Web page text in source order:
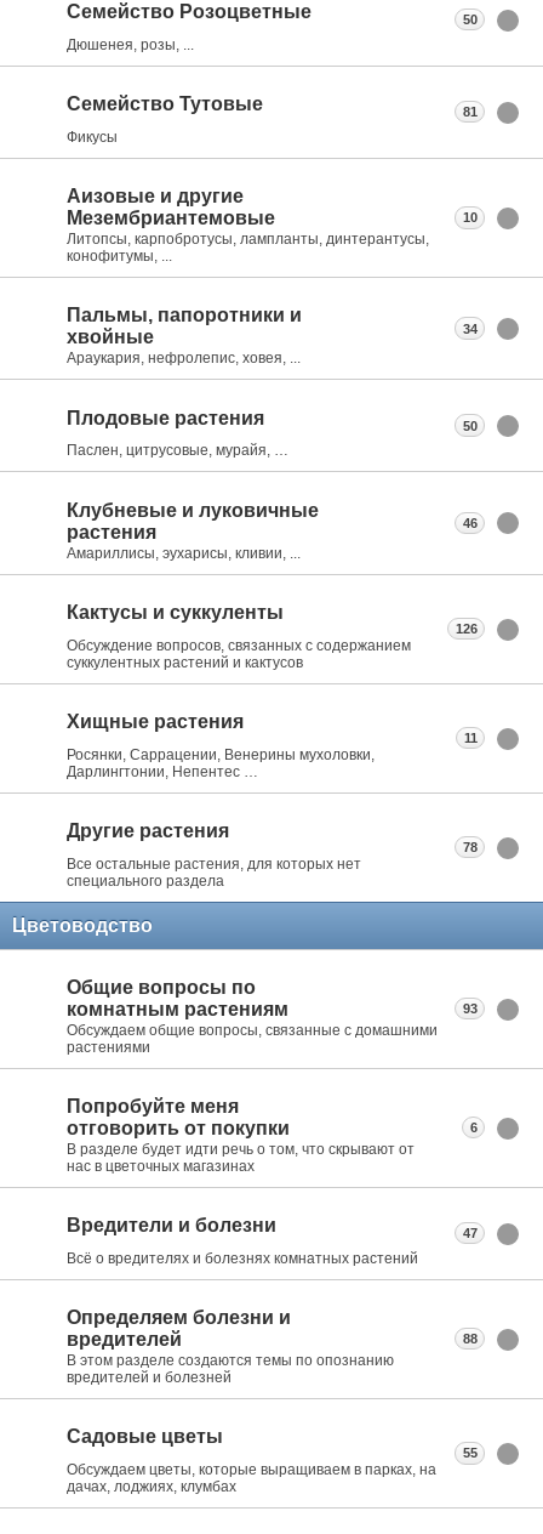
Семейство Розоцветные
Дюшенея, розы, ...
50
Семейство Тутовые
Фикусы
81
Аизовые и другие
Мезембриантемовые
Литопсы, карпобротусы, лампланты, динтерантусы,
конофитумы, ...
10
Пальмы, папоротники и
хвойные
Араукария, нефролепис, ховея, ...
34
Плодовые растения
Паслен, цитрусовые, мурайя, …
50
Клубневые и луковичные
растения
Амариллисы, эухарисы, кливии, ...
46
Кактусы и суккуленты
Обсуждение вопросов, связанных с содержанием
суккулентных растений и кактусов
126
Хищные растения
Росянки, Саррацении, Венерины мухоловки,
Дарлингтонии, Непентес …
11
Другие растения
Все остальные растения, для которых нет
специального раздела
78
Цветоводство
Общие вопросы по
комнатным растениям
Обсуждаем общие вопросы, связанные с домашними
растениями
93
Попробуйте меня
отговорить от покупки
В разделе будет идти речь о том, что скрывают от
нас в цветочных магазинах
6
Вредители и болезни
Всё о вредителях и болезнях комнатных растений
47
Определяем болезни и
вредителей
В этом разделе создаются темы по опознанию
вредителей и болезней
88
Садовые цветы
Обсуждаем цветы, которые выращиваем в парках, на
дачах, лоджиях, клумбах
55